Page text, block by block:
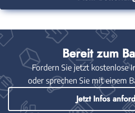
Bereit zum
Fordern Sie jetzt kostenlose
oder sprechen Sie mit einem
Jetzt Infos